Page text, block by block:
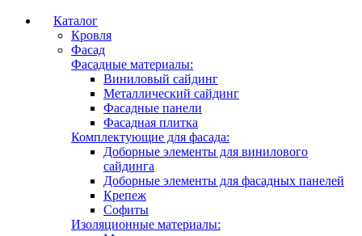
Каталог
Кровля
Фасад
Фасадные материалы:
Виниловый сайдинг
Металлический сайдинг
Фасадные панели
Фасадная плитка
Комплектующие для фасада:
Доборные элементы для винилового
сайдинга
Доборные элементы для фасадных панелей
Крепеж
Софиты
Изоляционные материалы: